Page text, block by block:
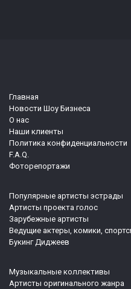
Главная
Новости Шоу Бизнеса
О нас
Наши клиенты
Политика конфиденциальности
F.A.Q.
Фоторепортажи
Популярные артисты эстрады
Артисты проекта голос
Зарубежные артисты
Ведущие актеры, комики,
Букинг Диджеев
Музыкальные коллективы
Артисты оригинального жанра